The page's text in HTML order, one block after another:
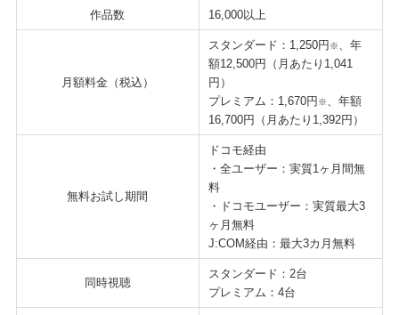
作品数 16,000以上
月額料金（税込）
スタンダード：1,250円 ※、年
額12,500円（月あたり1,041
円）
プレミアム：1,670円 ※、年額
16,700円（月あたり1,392円）
無料お試し期間
ドコモ経由
・全ユーザー：実質1ヶ月間無
料
・ドコモユーザー：実質最大3
ヶ月無料
J:COM経由：最大3カ月無料
同時視聴
スタンダード：2台
プレミアム：4台